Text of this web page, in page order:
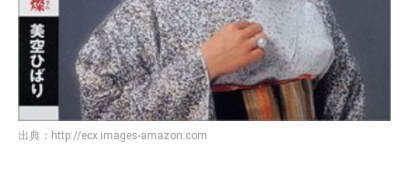
出典： http://ecx.images-amazon.com